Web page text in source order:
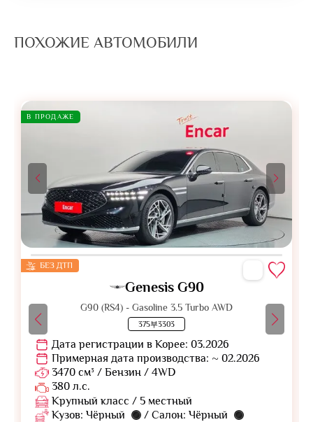
ПОХОЖИЕ АВТОМОБИЛИ
В ПРОДАЖЕ
БЕЗ ДТП
Genesis G90
G90 (RS4) - Gasoline 3.5 Turbo AWD
375부3303
Дата регистрации в Корее: 03.2026
Примерная дата производства: ~ 02.2026
3470 см³ / Бензин / 4WD
380 л.с.
Крупный класс / 5 местный
Кузов: Чёрный
/ Салон: Чёрный